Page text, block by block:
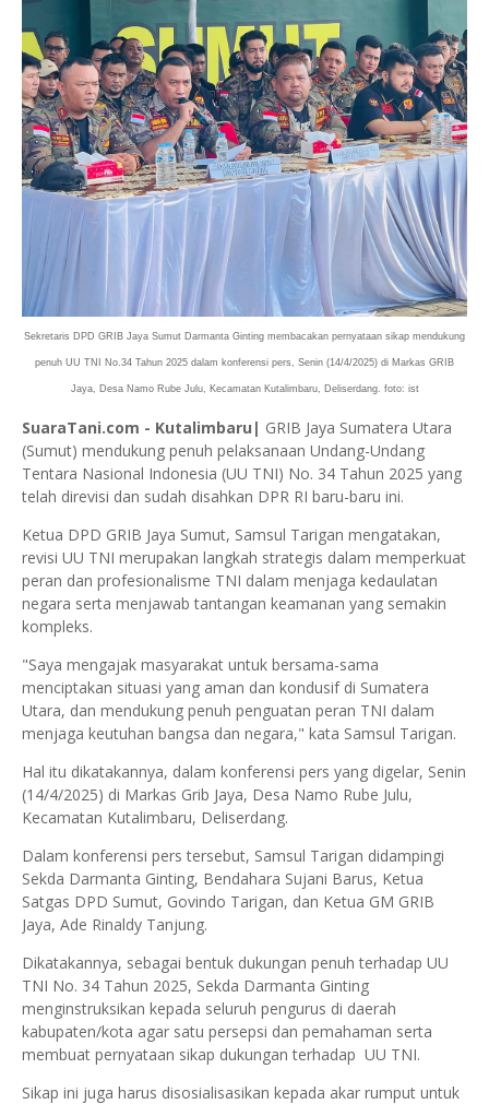
Sekretaris DPD GRIB Jaya Sumut Darmanta Ginting membacakan pernyataan sikap mendukung
penuh UU TNI No.34 Tahun 2025 dalam konferensi pers, Senin (14/4/2025) di Markas GRIB
Jaya, Desa Namo Rube Julu, Kecamatan Kutalimbaru, Deliserdang. foto: ist
SuaraTani.com - Kutalimbaru| GRIB Jaya Sumatera Utara
(Sumut) mendukung penuh pelaksanaan Undang-Undang
Tentara Nasional Indonesia (UU TNI) No. 34 Tahun 2025 yang
telah direvisi dan sudah disahkan DPR RI baru-baru ini.
Ketua DPD GRIB Jaya Sumut, Samsul Tarigan mengatakan,
revisi UU TNI merupakan langkah strategis dalam memperkuat
peran dan profesionalisme TNI dalam menjaga kedaulatan
negara serta menjawab tantangan keamanan yang semakin
kompleks.
"Saya mengajak masyarakat untuk bersama-sama
menciptakan situasi yang aman dan kondusif di Sumatera
Utara, dan mendukung penuh penguatan peran TNI dalam
menjaga keutuhan bangsa dan negara," kata Samsul Tarigan.
Hal itu dikatakannya, dalam konferensi pers yang digelar, Senin
(14/4/2025) di Markas Grib Jaya, Desa Namo Rube Julu,
Kecamatan Kutalimbaru, Deliserdang.
Dalam konferensi pers tersebut, Samsul Tarigan didampingi
Sekda Darmanta Ginting, Bendahara Sujani Barus, Ketua
Satgas DPD Sumut, Govindo Tarigan, dan Ketua GM GRIB
Jaya, Ade Rinaldy Tanjung.
Dikatakannya, sebagai bentuk dukungan penuh terhadap UU
TNI No. 34 Tahun 2025, Sekda Darmanta Ginting
menginstruksikan kepada seluruh pengurus di daerah
kabupaten/kota agar satu persepsi dan pemahaman serta
membuat pernyataan sikap dukungan terhadap UU TNI.
Sikap ini juga harus disosialisasikan kepada akar rumput untuk